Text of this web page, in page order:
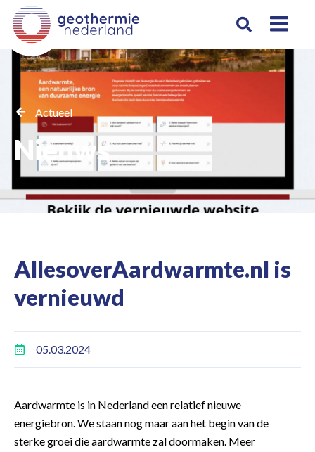
Actueel
Nieuws
AllesoverAardwarmte.nl is
vernieuwd
05.03.2024
Aardwarmte is in Nederland een relatief nieuwe
energiebron. We staan nog maar aan het begin van de
sterke groei die aardwarmte zal doormaken. Meer